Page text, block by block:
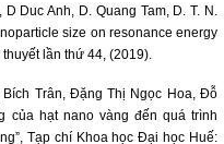
Duc Anh, D. Quang Tam, D. T. N.
size on resonance energy
thuyết lần thứ 44, (2019).
Trân, Đặng Thị Ngọc Hoa, Đỗ
của hạt nano vàng đến quá trình
Tạp chí Khoa học Đại học Huế: